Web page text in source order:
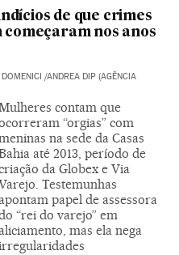
de que crimes
começaram nos anos
/ANDREA DIP (AGÊNCIA
contam que
“orgias” com
na sede da Casas
até 2013, período de
da Globex e Via
Testemunhas
papel de assessora
“rei do varejo” em
mas ela nega